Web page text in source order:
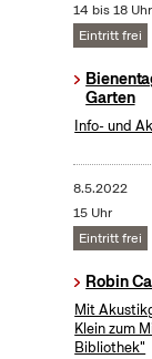
14 bis 18 Uhr
Eintritt frei
Garten
Info- und
8.5.2022
15 Uhr
Eintritt frei
Robin
Mit
Klein zum
Bibliothek"